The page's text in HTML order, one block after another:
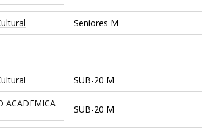
Seniores M
SUB-20 M
ACADEMICA
SUB-20 M